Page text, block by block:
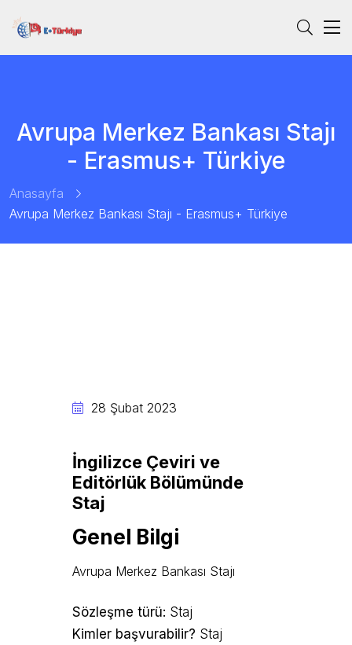
Avrupa Merkez Bankası Stajı
- Erasmus+ Türkiye
Anasayfa
Avrupa Merkez Bankası Stajı - Erasmus+ Türkiye
28 Şubat 2023
İngilizce Çeviri ve
Editörlük Bölümünde
Staj
Genel Bilgi
Avrupa Merkez Bankası Stajı
Sözleşme türü: Staj
Kimler başvurabilir? Staj